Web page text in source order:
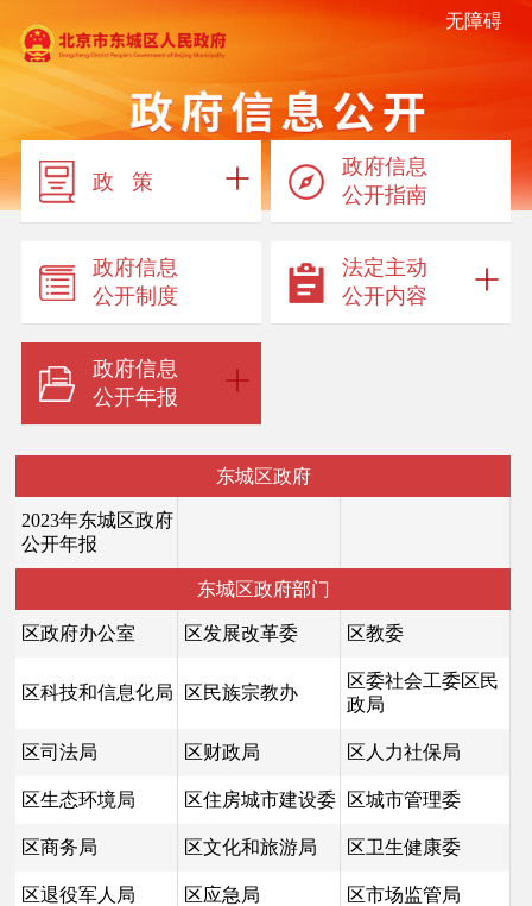
无障碍
政 策
政府信息
公开指南
政府信息
公开制度
法定主动
公开内容
政府信息
公开年报
东城区政府
2023年东城区政府
公开年报
东城区政府部门
区政府办公室 区发展改革委 区教委
区科技和信息化局 区民族宗教办
区委社会工委区民
政局
区司法局 区财政局 区人力社保局
区生态环境局 区住房城市建设委 区城市管理委
区商务局 区文化和旅游局 区卫生健康委
区退役军人局 区应急局 区市场监管局